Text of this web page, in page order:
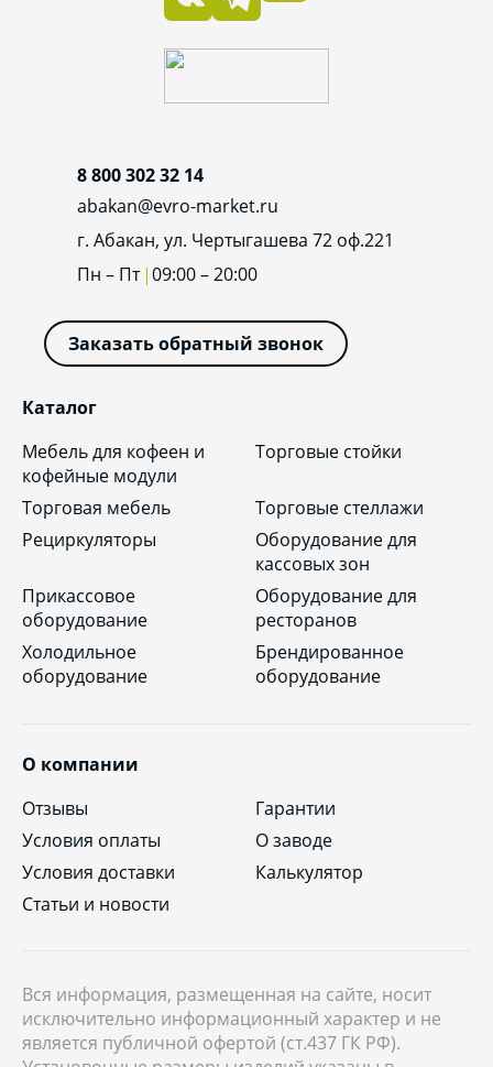
Каталог
Мебель для кофеен и
кофейные модули
Торговые стойки
Торговая мебель
Торговые стеллажи
Рециркуляторы
Оборудование для
кассовых зон
Прикассовое
оборудование
Оборудование для
ресторанов
Холодильное
оборудование
Брендированное
оборудование
О компании
Отзывы
Гарантии
Условия оплаты
О заводе
Условия доставки
Калькулятор
Статьи и новости
Вся информация, размещенная на сайте, носит
исключительно информационный характер и не
является публичной офертой (ст.437 ГК РФ).
8 800 302 32 14
abakan@evro-market.ru
г. Абакан, ул. Чертыгашева 72 оф.221
Пн – Пт 09:00 – 20:00
Заказать обратный звонок